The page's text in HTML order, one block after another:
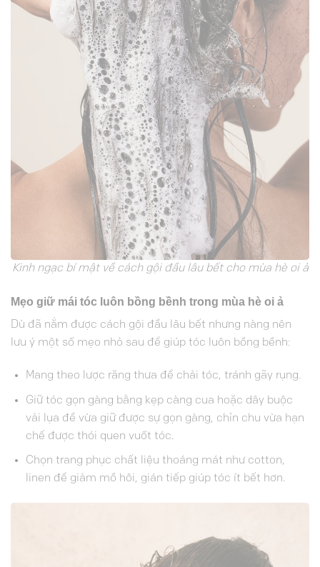
Kinh ngạc bí mật về cách gội đầu lâu bết cho mùa hè oi ả
Mẹo giữ mái tóc luôn bồng bềnh trong mùa hè oi ả
Dù đã nắm được cách gội đầu lâu bết nhưng nàng nên
lưu ý một số mẹo nhỏ sau để giúp tóc luôn bồng bềnh:
Mang theo lược răng thưa để chải tóc, tránh gãy rụng.
Giữ tóc gọn gàng bằng kẹp càng cua hoặc dây buộc
vải lụa để vừa giữ được sự gọn gàng, chỉn chu vừa hạn
chế được thói quen vuốt tóc.
Chọn trang phục chất liệu thoáng mát như cotton,
linen để giảm mồ hôi, gián tiếp giúp tóc ít bết hơn.